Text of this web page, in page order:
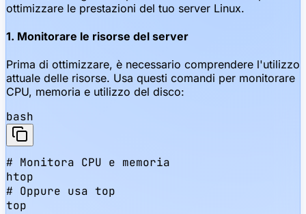
ottimizzare le prestazioni del tuo server Linux.
1. Monitorare le risorse del server
Prima di ottimizzare, è necessario comprendere l'utilizzo
attuale delle risorse. Usa questi comandi per monitorare
CPU, memoria e utilizzo del disco:
bash
# Monitora CPU e memoria
htop
# Oppure usa top
top